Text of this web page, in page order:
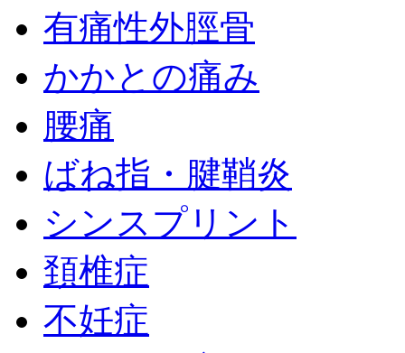
有痛性外脛骨
かかとの痛み
腰痛
ばね指・腱鞘炎
シンスプリント
頚椎症
不妊症